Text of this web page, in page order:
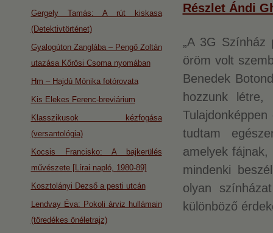
Részlet Ándi
„A 3G
öröm volt
Benedek
hozzunk
tudtam
amelyek
mindenki
olyan
különböző
Gergely Tamás: A rút kiskasa
(Detektivtörténet)
Gyalogúton Zanglába – Pengő Zoltán
utazása Kőrösi Csoma nyomában
Hm – Hajdú Mónika fotórovata
Kis Elekes Ferenc-breviárium
Klasszikusok kézfogása
(versantológia)
Kocsis Francisko: A bajkerülés
művészete [Lírai napló, 1980-89]
Kosztolányi Dezső a pesti utcán
Lendvay Éva: Pokoli árviz hullámain
(töredékes önéletrajz)